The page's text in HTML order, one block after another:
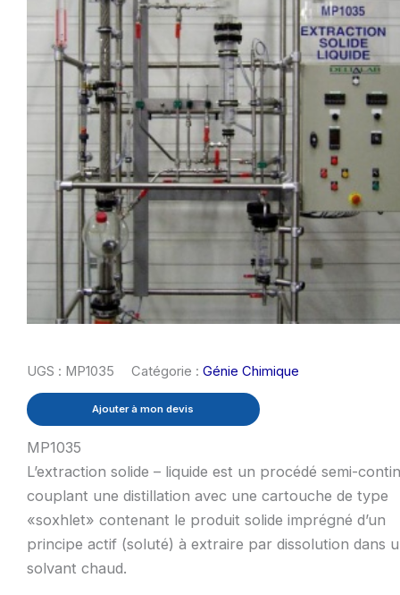
UGS : MP1035 Catégorie : Génie Chimique
Ajouter à mon devis
MP1035
L’extraction solide – liquide est un procédé semi-
couplant une distillation avec une cartouche de type
«soxhlet» contenant le produit solide imprégné d’un
principe actif (soluté) à extraire par dissolution dans
solvant chaud.